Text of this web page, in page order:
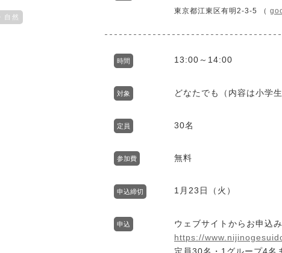
自然
東京都江東区有明2-3-5 （
時間 13:00～14:00
対象 どなたでも（内容は小学
定員 30名
参加費 無料
申込締切 1月23日（火）
申込
ウェブサイトからお申込
https://
定員30名・1グループ4名